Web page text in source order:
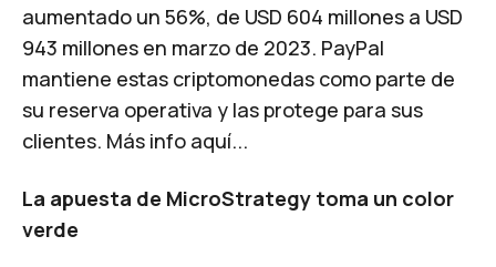
aumentado un 56%, de USD 604 millones a USD
943 millones en marzo de 2023. PayPal
mantiene estas criptomonedas como parte de
su reserva operativa y las protege para sus
clientes. Más info aquí...
La apuesta de MicroStrategy toma un color
verde